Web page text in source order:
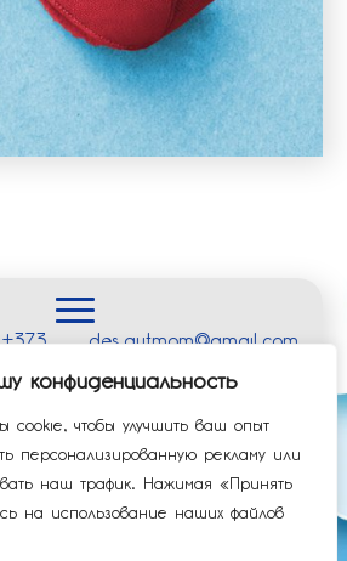
конфиденциальность
cookie, чтобы улучшить ваш опыт
персонализированную рекламу или
наш трафик. Нажимая «Принять
на использование наших файлов
+373
437
des.autmom@gmail.com
Условия и
положения